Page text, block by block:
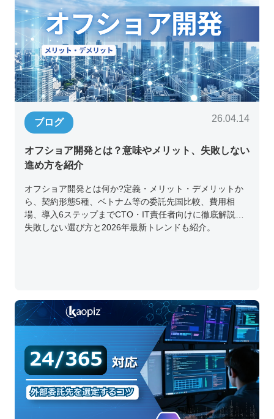
ブログ 26.04.14
オフショア開発とは？意味やメリット、失敗しない
進め方を紹介
オフショア開発とは何か?定義・メリット・デメリットか
ら、契約形態5種、ベトナム等の委託先国比較、費用相
場、導入6ステップまでCTO・IT責任者向けに徹底解説。
失敗しない選び方と2026年最新トレンドも紹介。